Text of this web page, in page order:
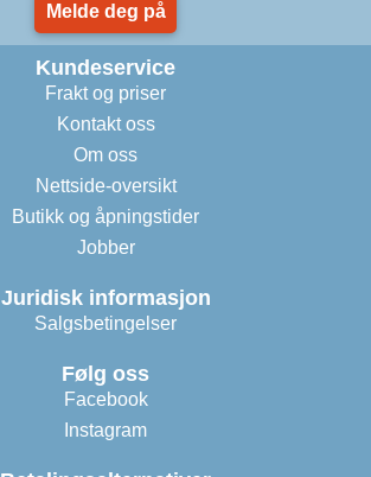
Melde deg på
Kundeservice
Frakt og priser
Kontakt oss
Om oss
Nettside-oversikt
Butikk og åpningstider
Jobber
Juridisk informasjon
Salgsbetingelser
Følg oss
Facebook
Instagram